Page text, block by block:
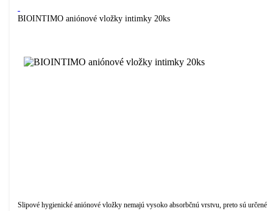
BIOINTIMO aniónové vložky intimky 20ks
Slipové hygienické aniónové vložky nemajú vysoko absorbčnú vrstvu, preto sú určené